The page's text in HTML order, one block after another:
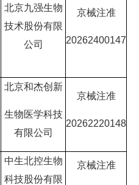
北京九强生物
技术股份有限
公司
京械注准
20262400147
北京和杰创新
生物医学科技
有限公司
京械注准
20262220148
中生北控生物
科技股份有限
京械注准